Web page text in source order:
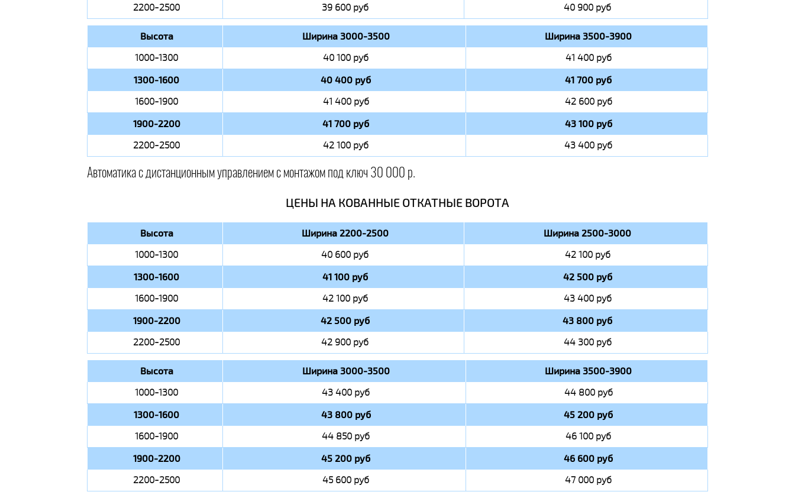
2200-2500 39 600 руб 40 900 руб
Высота Ширина 3000-3500 Ширина 3500-3900
1000-1300 40 100 руб 41 400 руб
1300-1600 40 400 руб 41 700 руб
1600-1900 41 400 руб 42 600 руб
1900-2200 41 700 руб 43 100 руб
2200-2500 42 100 руб 43 400 руб
Автоматика с дистанционным управлением с монтажом под ключ 30 000 р.
ЦЕНЫ НА КОВАННЫЕ ОТКАТНЫЕ ВОРОТА
Высота Ширина 2200-2500 Ширина 2500-3000
1000-1300 40 600 руб 42 100 руб
1300-1600 41 100 руб 42 500 руб
1600-1900 42 100 руб 43 400 руб
1900-2200 42 500 руб 43 800 руб
2200-2500 42 900 руб 44 300 руб
Высота Ширина 3000-3500 Ширина 3500-3900
1000-1300 43 400 руб 44 800 руб
1300-1600 43 800 руб 45 200 руб
1600-1900 44 850 руб 46 100 руб
1900-2200 45 200 руб 46 600 руб
2200-2500 45 600 руб 47 000 руб